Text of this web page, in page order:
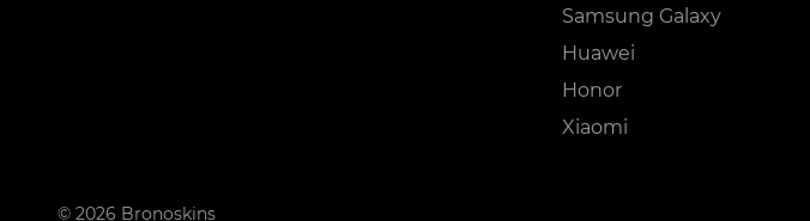
Samsung Galaxy
Huawei
Honor
Xiaomi
© 2026 Bronoskins